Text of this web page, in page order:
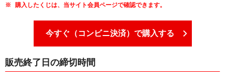
購入したくじは、当サイト会員ページで確認できます。
今すぐ（コンビニ決済）で購入する
販売終了日の締切時間